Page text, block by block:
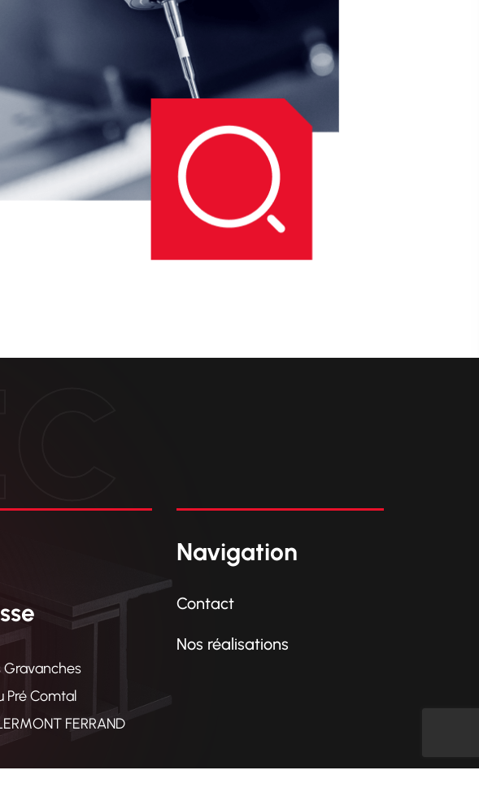
Gravanches
Pré Comtal
FERRAND
Navigation
Contact
Nos réalisations